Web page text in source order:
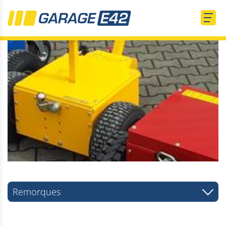
Remorques